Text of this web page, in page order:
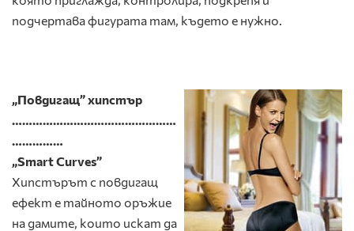
подчертава фигурата там, където е нужно.
„Повдигащ” хипстър
…………………………………………
……………
„Smart Curves”
Хипстърът с повдигащ
ефект е тайното оръжие
на дамите, които искат да